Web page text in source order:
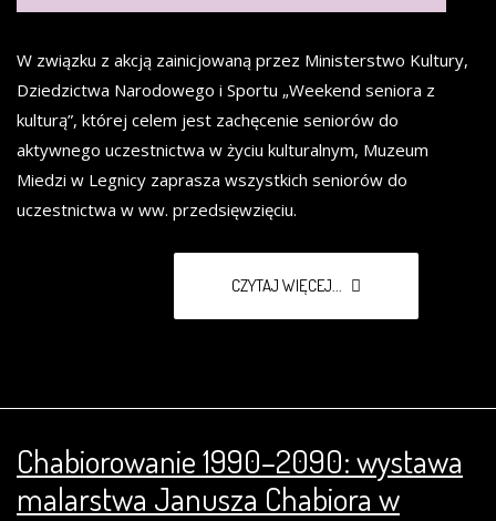
W związku z akcją zainicjowaną przez Ministerstwo Kultury,
Dziedzictwa Narodowego i Sportu „Weekend seniora z
kulturą”, której celem jest zachęcenie seniorów do
aktywnego uczestnictwa w życiu kulturalnym, Muzeum
Miedzi w Legnicy zaprasza wszystkich seniorów do
uczestnictwa w ww. przedsięwzięciu.
CZYTAJ WIĘCEJ...
Chabiorowanie 1990–2090: wystawa
malarstwa Janusza Chabiora w